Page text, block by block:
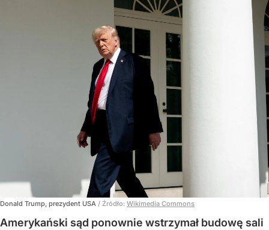
Donald Trump, prezydent USA / Źródło: Wikimedia Commons
Amerykański sąd ponownie wstrzymał budowę sali